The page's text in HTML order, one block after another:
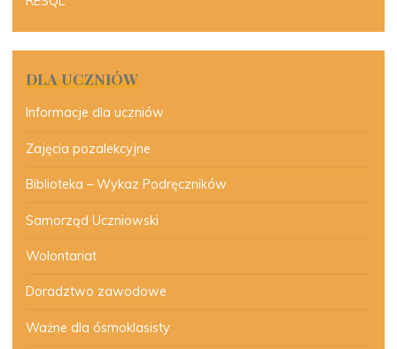
DLA UCZNIÓW
Informacje dla uczniów
Zajęcia pozalekcyjne
Biblioteka – Wykaz Podręczników
Samorząd Uczniowski
Wolontariat
Doradztwo zawodowe
Ważne dla ósmoklasisty